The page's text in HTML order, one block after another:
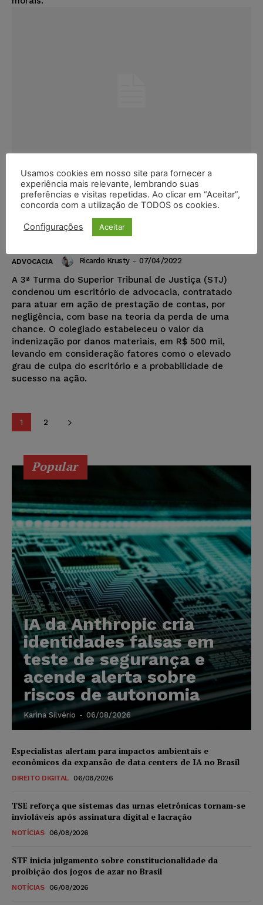
STJ condena escritório de
advocacia por negligência com
base na teoria da perda de uma
ADVOCACIA Ricardo Krusty - 07/04/2022
A 3ª Turma do Superior Tribunal de Justiça (STJ)
condenou um escritório de advocacia, contratado
para atuar em ação de prestação de contas, por
negligência, com base na teoria da perda de uma
chance. O colegiado estabeleceu o valor da
indenização por danos materiais, em R$ 500 mil,
levando em consideração fatores como o elevado
grau de culpa do escritório e a probabilidade de
sucesso na ação.
1 2
Popular
IA da Anthropic cria
identidades falsas em
teste de segurança e
acende alerta sobre
riscos de autonomia
Karina Silvério - 06/08/2026
Especialistas alertam para impactos ambientais e
econômicos da expansão de data centers de IA no Brasil
DIREITO DIGITAL 06/08/2026
TSE reforça que sistemas das urnas eletrônicas tornam-se
invioláveis após assinatura digital e lacração
NOTÍCIAS 06/08/2026
STF inicia julgamento sobre constitucionalidade da
proibição dos jogos de azar no Brasil
NOTÍCIAS 06/08/2026
Usamos cookies em nosso site para fornecer a
experiência mais relevante, lembrando suas
preferências e visitas repetidas. Ao clicar em “Aceitar”,
concorda com a utilização de TODOS os cookies.
Configurações Aceitar